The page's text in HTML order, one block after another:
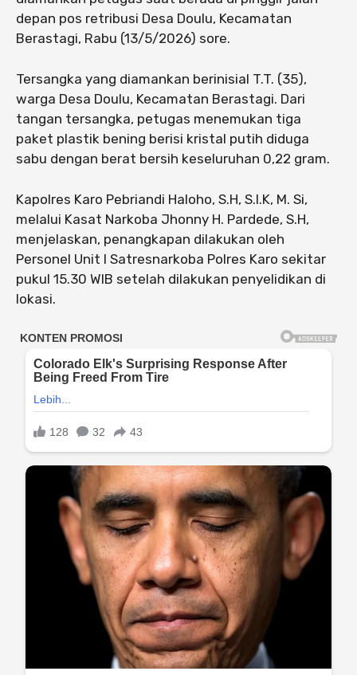
depan pos retribusi Desa Doulu, Kecamatan
Berastagi, Rabu (13/5/2026) sore.
Tersangka yang diamankan berinisial T.T. (35),
warga Desa Doulu, Kecamatan Berastagi. Dari
tangan tersangka, petugas menemukan tiga
paket plastik bening berisi kristal putih diduga
sabu dengan berat bersih keseluruhan 0,22 gram.
Kapolres Karo Pebriandi Haloho, S.H, S.I.K, M. Si,
melalui Kasat Narkoba Jhonny H. Pardede, S.H,
menjelaskan, penangkapan dilakukan oleh
Personel Unit I Satresnarkoba Polres Karo sekitar
pukul 15.30 WIB setelah dilakukan penyelidikan di
lokasi.